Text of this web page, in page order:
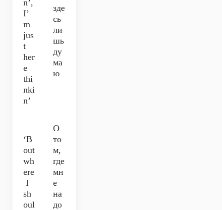
n’,
I’
m
jus
t
her
e
thi
nki
n’
зде
сь
ли
шь
ду
ма
ю
‘B
out
wh
ere
I
sh
oul
О
то
м,
где
мн
е
на
до